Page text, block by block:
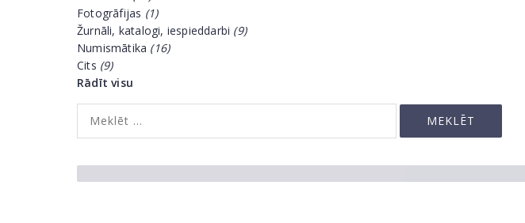
Fotogrāfijas (1)
Žurnāli, katalogi, iespieddarbi (9)
Numismātika (16)
Cits (9)
Rādīt visu